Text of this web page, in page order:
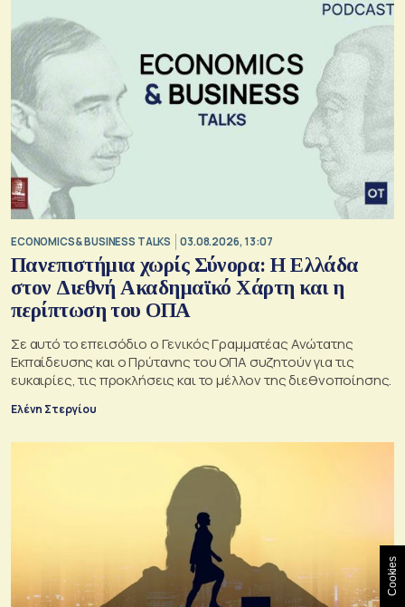
ECONOMICS & BUSINESS TALKS 03.08.2026, 13:07
Πανεπιστήμια χωρίς Σύνορα: Η Ελλάδα
στον Διεθνή Ακαδημαϊκό Χάρτη και η
περίπτωση του ΟΠΑ
Σε αυτό το επεισόδιο o Γενικός Γραμματέας Ανώτατης
Εκπαίδευσης και ο Πρύτανης του ΟΠΑ συζητούν για τις
ευκαιρίες, τις προκλήσεις και το μέλλον της διεθνοποίησης.
Ελένη Στεργίου
Cookies